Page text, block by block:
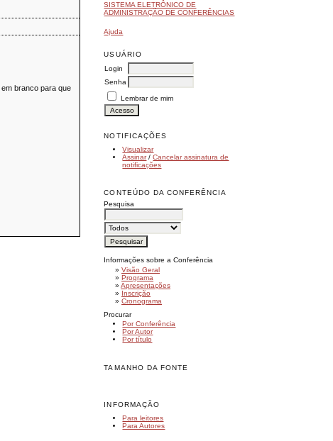
SISTEMA ELETRÔNICO DE
ADMINISTRAÇÃO DE CONFERÊNCIAS
Ajuda
USUÁRIO
Login
Senha
Lembrar de mim
NOTIFICAÇÕES
Visualizar
Assinar/Cancelar assinatura de
notificações
CONTEÚDO DA CONFERÊNCIA
Pesquisa
Informações sobre a Conferência
»Visão Geral
»Programa
»Apresentações
» Inscrição
»Cronograma
Procurar
Por Conferência
Por Autor
Por título
TAMANHO DA FONTE
INFORMAÇÃO
Para leitores
Para Autores
branco para que